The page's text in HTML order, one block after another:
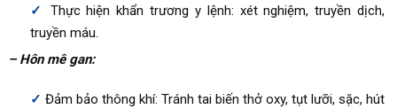
Thực hiện khẩn trương y lệnh: xét nghiệm, truyền dịch,
truyền máu.
– Hôn mê gan:
Đảm bảo thông khí: Tránh tai biến thở oxy, tụt lưỡi, sặc, hút